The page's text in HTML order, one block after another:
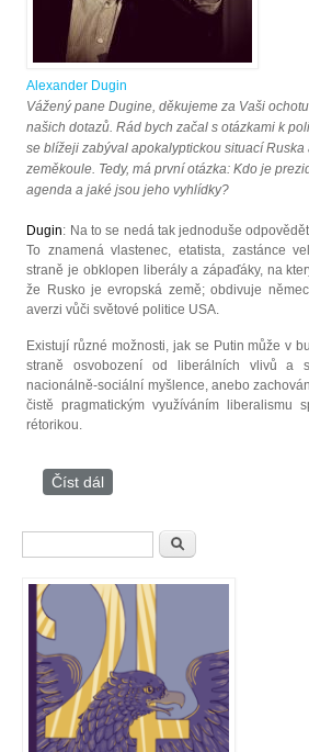
Alexander Dugin
Vážený pane Dugine, děkujeme za Vaši
našich dotazů. Rád bych začal s otázkami k
se blížeji zabýval apokalyptickou situací
zeměkoule. Tedy, má první otázka: Kdo je
agenda a jaké jsou jeho vyhlídky?
Dugin: Na to se nedá tak jednoduše
To znamená vlastenec, etatista, zastánce
straně je obklopen liberály a zápaďáky, na
že Rusko je evropská země; obdivuje
averzi vůči světové politice USA.
Existují různé možnosti, jak se Putin může v
straně osvobození od liberálních vlivů a
nacionálně-sociální myšlence, anebo
čistě pragmatickým využíváním liberalismu
rétorikou.
Číst dál